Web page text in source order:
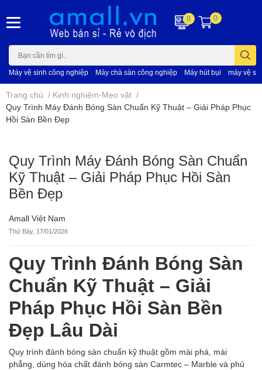
Máy vệ sinh công nghiệp Máy chà sàn công nghiệp Máy hút bụi máy vệ
0 0
Trang chủ / Kinh nghiệm-Mẹo vặt /
Quy Trình Máy Đánh Bóng Sàn Chuẩn Kỹ Thuật – Giải Pháp Phục
Hồi Sàn Bền Đẹp
Quy Trình Máy Đánh Bóng Sàn Chuẩn
Kỹ Thuật – Giải Pháp Phục Hồi Sàn
Bền Đẹp
Amall Việt Nam
Thứ Bảy, 17/01/2026
Quy Trình Đánh Bóng Sàn
Chuẩn Kỹ Thuật – Giải
Pháp Phục Hồi Sàn Bền
Đẹp Lâu Dài
Quy trình đánh bóng sàn chuẩn kỹ thuật gồm mài phá, mài
phẳng, dùng hóa chất đánh bóng sàn Carmtec – Marble và phủ